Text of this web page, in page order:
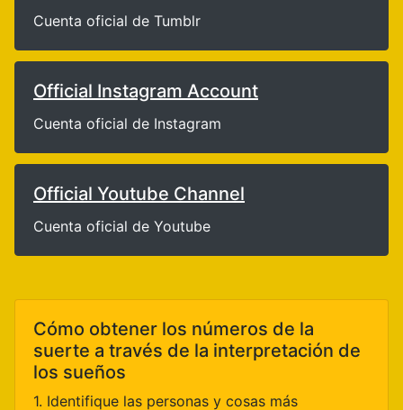
Cuenta oficial de Tumblr
Official Instagram Account
Cuenta oficial de Instagram
Official Youtube Channel
Cuenta oficial de Youtube
Cómo obtener los números de la
suerte a través de la interpretación de
los sueños
1. Identifique las personas y cosas más